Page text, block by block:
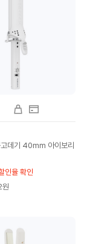
데기 40mm 아이보리
인율 확인
원